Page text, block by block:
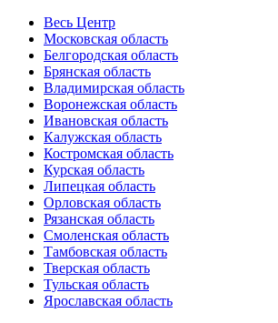
Весь Центр
Московская область
Белгородская область
Брянская область
Владимирская область
Воронежская область
Ивановская область
Калужская область
Костромская область
Курская область
Липецкая область
Орловская область
Рязанская область
Смоленская область
Тамбовская область
Тверская область
Тульская область
Ярославская область